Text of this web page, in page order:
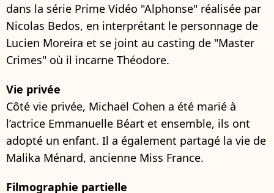
dans la série Prime Vidéo "Alphonse" réalisée par
Nicolas Bedos, en interprétant le personnage de
Lucien Moreira et se joint au casting de "Master
Crimes" où il incarne Théodore.
Vie privée
Côté vie privée, Michaël Cohen a été marié à
l’actrice Emmanuelle Béart et ensemble, ils ont
adopté un enfant. Il a également partagé la vie de
Malika Ménard, ancienne Miss France.
Filmographie partielle